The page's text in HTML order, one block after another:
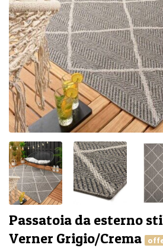
Passatoia da esterno
Verner Grigio/Crema